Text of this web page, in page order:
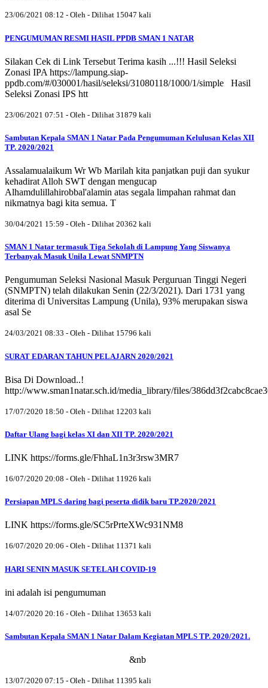
23/06/2021 08:12 - Oleh - Dilihat 15047 kali
PENGUMUMAN RESMI HASIL PPDB SMAN 1 NATAR
Silakan Cek di Link Tersebut Terima kasih ...!!! Hasil Seleksi
Zonasi IPA https://lampung.siap-
ppdb.com/#/030001/hasil/seleksi/31080118/1000/1/simple Hasil
Seleksi Zonasi IPS htt
23/06/2021 07:51 - Oleh - Dilihat 31879 kali
Sambutan Kepala SMAN 1 Natar Pada Pengumuman Kelulusan Kelas XII
TP. 2020/2021
Assalamualaikum Wr Wb Marilah kita panjatkan puji dan syukur
kehadirat Alloh SWT dengan mengucap
Alhamdulillahirobbal'alamin atas segala limpahan rahmat dan
nikmatnya bagi kita semua. T
30/04/2021 15:59 - Oleh - Dilihat 20362 kali
SMAN 1 Natar termasuk Tiga Sekolah di Lampung Yang Siswanya
Terbanyak Masuk Unila Lewat SNMPTN
Pengumuman Seleksi Nasional Masuk Perguruan Tinggi Negeri
(SNMPTN) telah dilakukan Senin (22/3/2021). Dari 1731 yang
diterima di Universitas Lampung (Unila), 93% merupakan siswa
asal Se
24/03/2021 08:33 - Oleh - Dilihat 15796 kali
SURAT EDARAN TAHUN PELAJARN 2020/2021
Bisa Di Download..!
http://www.sman1natar.sch.id/media_library/files/
17/07/2020 18:50 - Oleh - Dilihat 12203 kali
Daftar Ulang bagi kelas XI dan XII TP. 2020/2021
LINK https://forms.gle/FhhaL1n3r3rsw3MR7
16/07/2020 20:08 - Oleh - Dilihat 11926 kali
Persiapan MPLS daring bagi peserta didik baru TP.2020/2021
LINK https://forms.gle/SC5rPrteXWc931NM8
16/07/2020 20:06 - Oleh - Dilihat 11371 kali
HARI SENIN MASUK SETELAH COVID-19
ini adalah isi pengumuman
14/07/2020 20:16 - Oleh - Dilihat 13653 kali
Sambutan Kepala SMAN 1 Natar Dalam Kegiatan MPLS TP. 2020/2021.
&nb
13/07/2020 07:15 - Oleh - Dilihat 11395 kali